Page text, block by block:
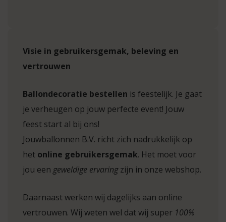
Visie in gebruikersgemak, beleving en
vertrouwen
Ballondecoratie bestellen is feestelijk. Je gaat
je verheugen op jouw perfecte event! Jouw
feest start al bij ons!
Jouwballonnen B.V. richt zich nadrukkelijk op
het online gebruikersgemak. Het moet voor
jou een geweldige ervaringzijn in onze webshop.
Daarnaast werken wij dagelijks aan online
vertrouwen. Wij weten wel dat wij super 100%